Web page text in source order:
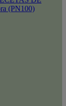
(PN100)